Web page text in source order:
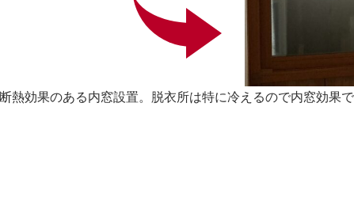
断熱効果のある内窓設置。脱衣所は特に冷えるので内窓効果